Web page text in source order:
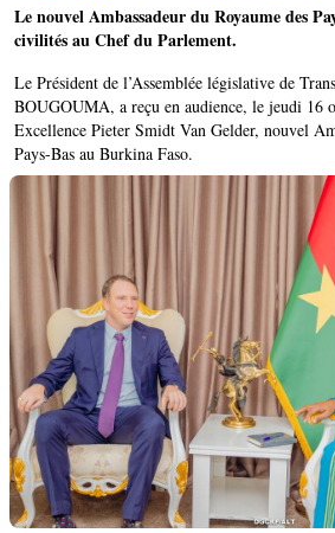
Le nouvel Ambassadeur du Royaume des
civilités au Chef du Parlement.
Le Président de l’Assemblée législative de
BOUGOUMA, a reçu en audience, le jeudi 16
Excellence Pieter Smidt Van Gelder, nouvel
Pays-Bas au Burkina Faso.